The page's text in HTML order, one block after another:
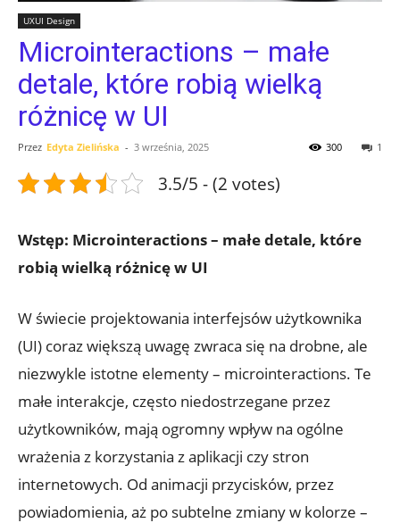
UXUI Design
Microinteractions – małe
detale, które robią wielką
różnicę w UI
Przez Edyta Zielińska - 3 września, 2025 1
300
3.5/5 - (2 votes)
Wstęp: Microinteractions – małe detale, które
robią wielką różnicę w UI
W świecie projektowania interfejsów użytkownika
(UI) coraz większą uwagę zwraca się na drobne, ale
niezwykle istotne elementy – microinteractions. Te
małe interakcje, często niedostrzegane przez
użytkowników, mają ogromny wpływ na ogólne
wrażenia z korzystania z aplikacji czy stron
internetowych. Od animacji przycisków, przez
powiadomienia, aż po subtelne zmiany w kolorze –